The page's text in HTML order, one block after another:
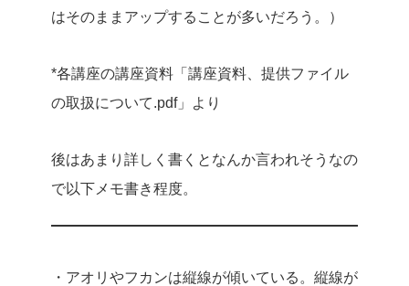
はそのままアップすることが多いだろう。）
*各講座の講座資料「講座資料、提供ファイル
の取扱について.pdf」より
後はあまり詳しく書くとなんか言われそうなの
で以下メモ書き程度。
・アオリやフカンは縦線が傾いている。縦線が